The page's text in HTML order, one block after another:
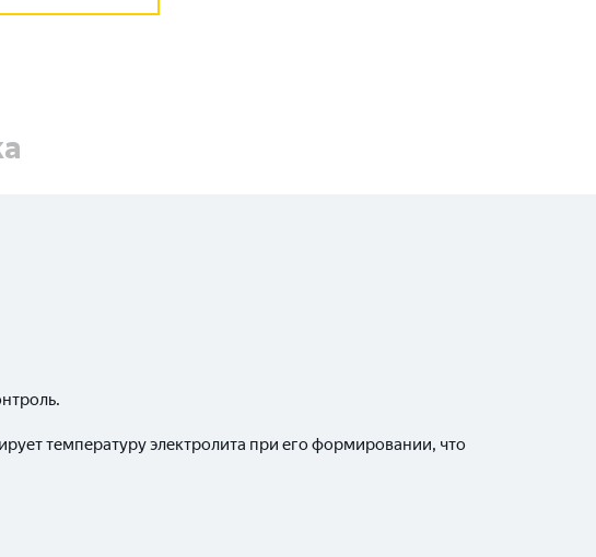
температуру электролита при его формировании, что